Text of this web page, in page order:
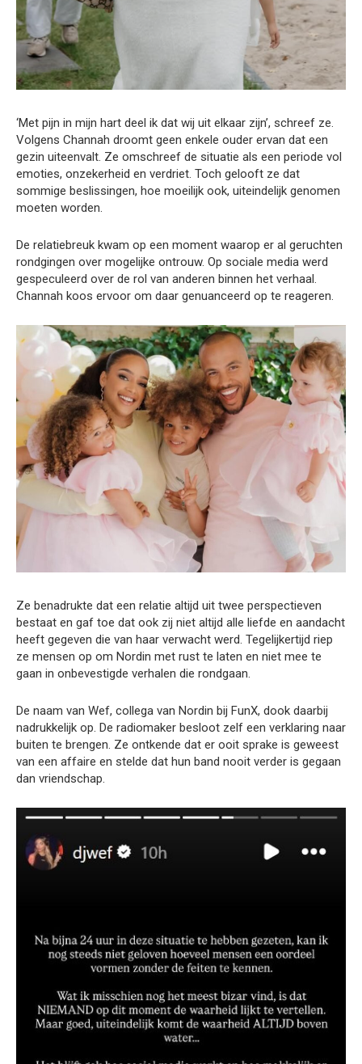
‘Met pijn in mijn hart deel ik dat wij uit elkaar zijn’, schreef ze.
Volgens Channah droomt geen enkele ouder ervan dat een
gezin uiteenvalt. Ze omschreef de situatie als een periode vol
emoties, onzekerheid en verdriet. Toch gelooft ze dat
sommige beslissingen, hoe moeilijk ook, uiteindelijk genomen
moeten worden.
De relatiebreuk kwam op een moment waarop er al geruchten
rondgingen over mogelijke ontrouw. Op sociale media werd
gespeculeerd over de rol van anderen binnen het verhaal.
Channah koos ervoor om daar genuanceerd op te reageren.
Ze benadrukte dat een relatie altijd uit twee perspectieven
bestaat en gaf toe dat ook zij niet altijd alle liefde en aandacht
heeft gegeven die van haar verwacht werd. Tegelijkertijd riep
ze mensen op om Nordin met rust te laten en niet mee te
gaan in onbevestigde verhalen die rondgaan.
De naam van Wef, collega van Nordin bij FunX, dook daarbij
nadrukkelijk op. De radiomaker besloot zelf een verklaring naar
buiten te brengen. Ze ontkende dat er ooit sprake is geweest
van een affaire en stelde dat hun band nooit verder is gegaan
dan vriendschap.